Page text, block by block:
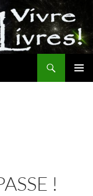
!